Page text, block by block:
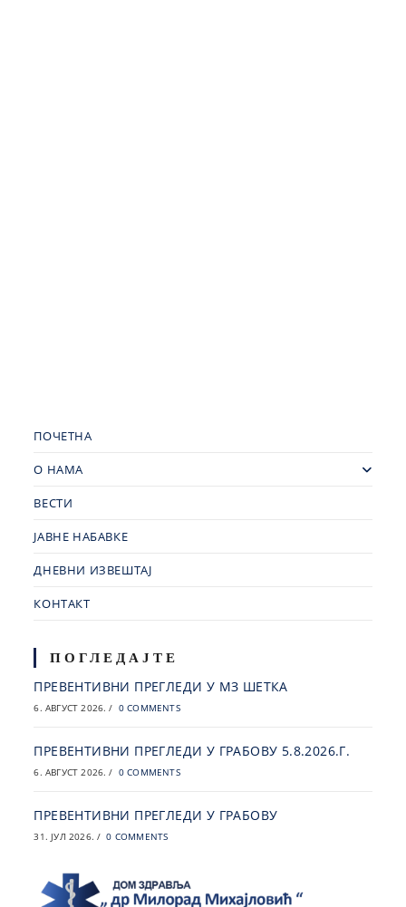
ПОЧЕТНА
О НАМА
ВЕСТИ
ЈАВНЕ НАБАВКЕ
ДНЕВНИ ИЗВЕШТАЈ
КОНТАКТ
ПОГЛЕДАЈТЕ
ПРЕВЕНТИВНИ ПРЕГЛЕДИ У МЗ ШЕТКА
6. АВГУСТ 2026. / 0 COMMENTS
ПРЕВЕНТИВНИ ПРЕГЛЕДИ У ГРАБОВУ 5.8.2026.Г.
6. АВГУСТ 2026. / 0 COMMENTS
ПРЕВЕНТИВНИ ПРЕГЛЕДИ У ГРАБОВУ
31. ЈУЛ 2026. / 0 COMMENTS